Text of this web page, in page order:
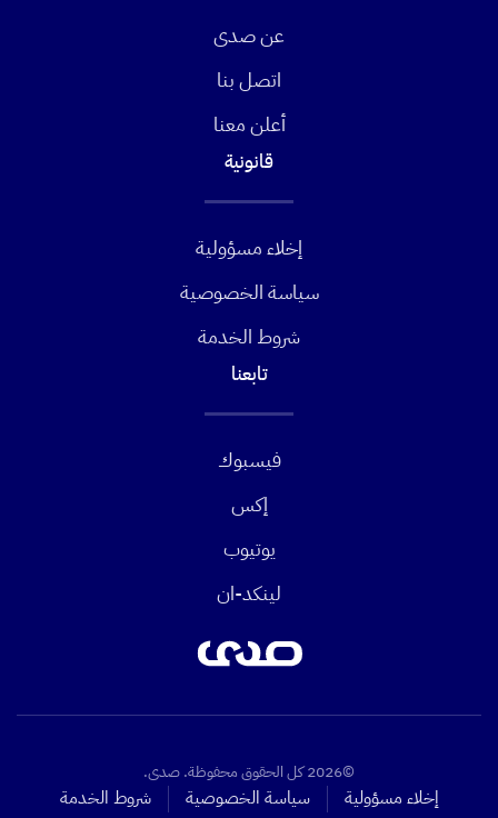
عن صدى
اتصل بنا
أعلن معنا
قانونية
إخلاء مسؤولية
سياسة الخصوصية
شروط الخدمة
تابعنا
فيسبوك
إكس
يوتيوب
لينكد-ان
©2026 كل الحقوق محفوظة. صدى.
إخلاء مسؤولية سياسة الخصوصية شروط الخدمة